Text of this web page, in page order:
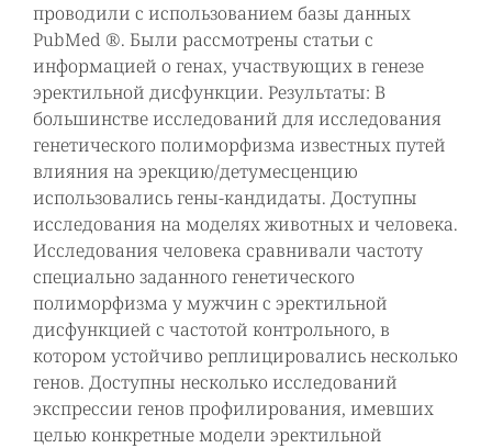
проводили с использованием базы данных
PubMed ®. Были рассмотрены статьи с
информацией о генах, участвующих в генезе
эректильной дисфункции. Результаты: В
большинстве исследований для исследования
генетического полиморфизма известных путей
влияния на эрекцию/детумесценцию
использовались гены-кандидаты. Доступны
исследования на моделях животных и человека.
Исследования человека сравнивали частоту
специально заданного генетического
полиморфизма у мужчин с эректильной
дисфункцией с частотой контрольного, в
котором устойчиво реплицировались несколько
генов. Доступны несколько исследований
экспрессии генов профилирования, имевших
целью конкретные модели эректильной